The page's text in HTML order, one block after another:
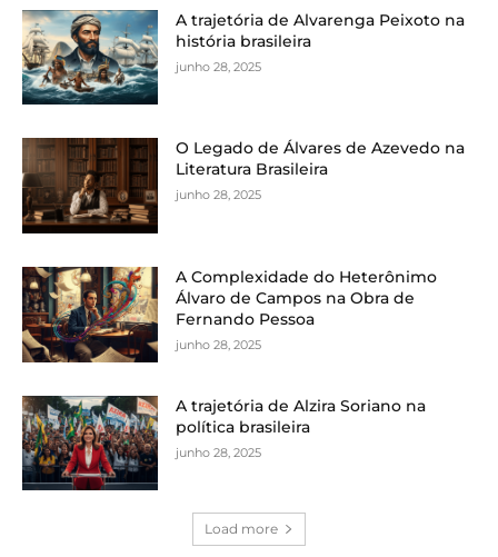
A trajetória de Alvarenga Peixoto na
história brasileira
junho 28, 2025
O Legado de Álvares de Azevedo na
Literatura Brasileira
junho 28, 2025
A Complexidade do Heterônimo
Álvaro de Campos na Obra de
Fernando Pessoa
junho 28, 2025
A trajetória de Alzira Soriano na
política brasileira
junho 28, 2025
Load more